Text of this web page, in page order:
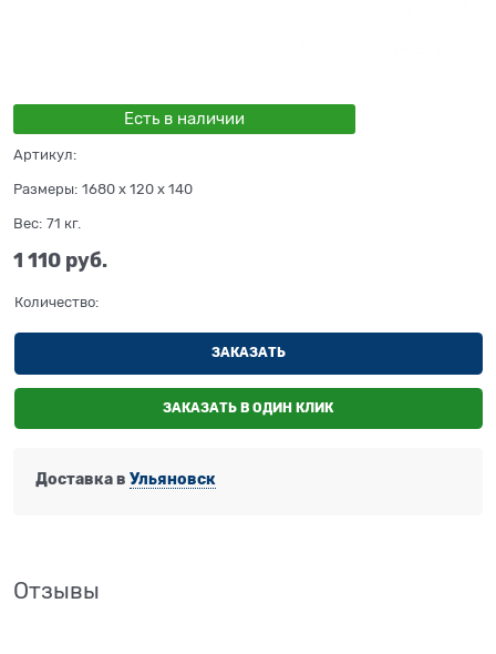
Есть в наличии
Артикул:
Размеры: 1680 x 120 x 140
Вес: 71 кг.
1 110 руб.
Количество:
ЗАКАЗАТЬ
ЗАКАЗАТЬ В ОДИН КЛИК
Доставка в Ульяновск
Отзывы